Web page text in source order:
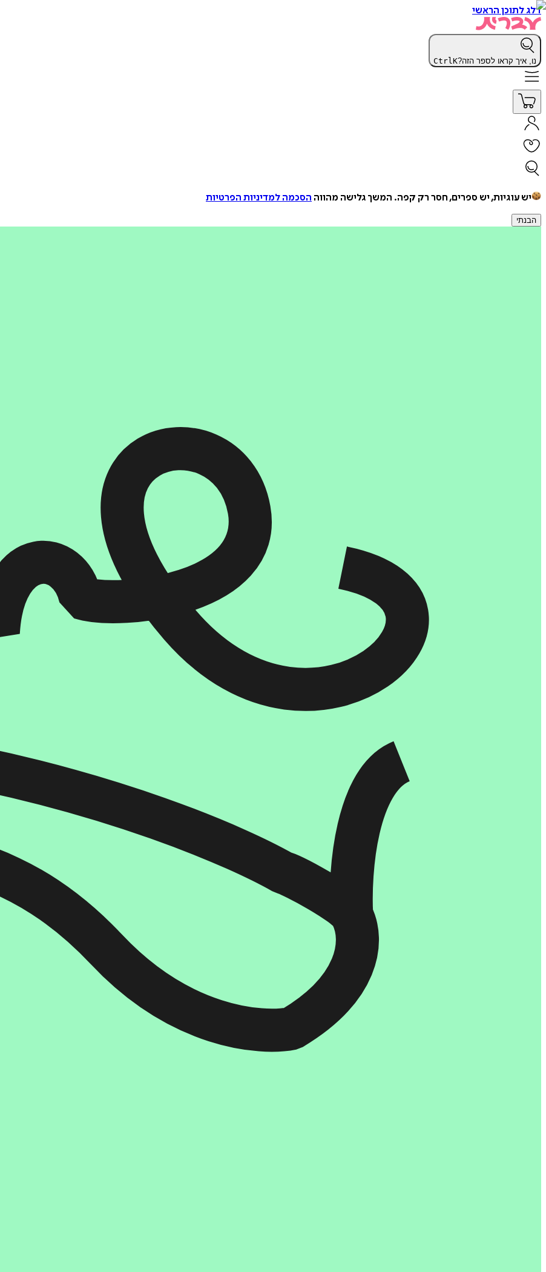
דלג לתוכן הראשי
נו, איך קראו לספר הזה? CtrlK
יש עוגיות, יש ספרים, חסר רק קפה. המשך גלישה מהווה הסכמה למדיניות הפרטיות
הבנתי